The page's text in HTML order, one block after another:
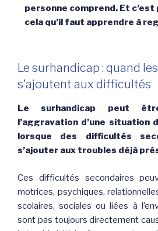
personne comprend. Et
cela qu’il faut apprendre à
Le surhandicap : quand
s’ajoutent aux difficultés
Le surhandicap peut
l’aggravation d’une situation
lorsque des difficultés
s’ajouter aux troubles déjà
Ces difficultés secondaires
motrices, psychiques,
scolaires, sociales ou liées à
sont pas toujours directement